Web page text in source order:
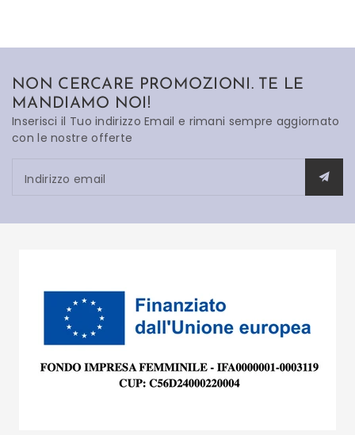
NON CERCARE PROMOZIONI. TE LE
MANDIAMO NOI!
Inserisci il Tuo indirizzo Email e rimani sempre aggiornato
con le nostre offerte
Indirizzo email